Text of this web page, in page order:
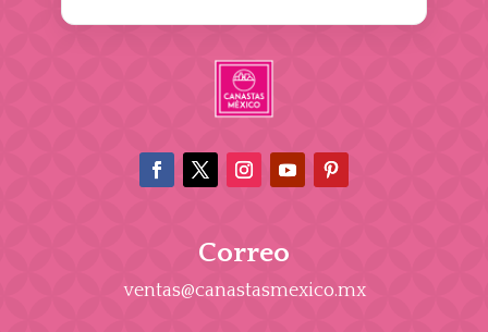
Correo
ventas@canastasmexico.mx